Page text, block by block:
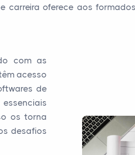
carreira oferece aos
com as
acesso
de
os torna
desafios